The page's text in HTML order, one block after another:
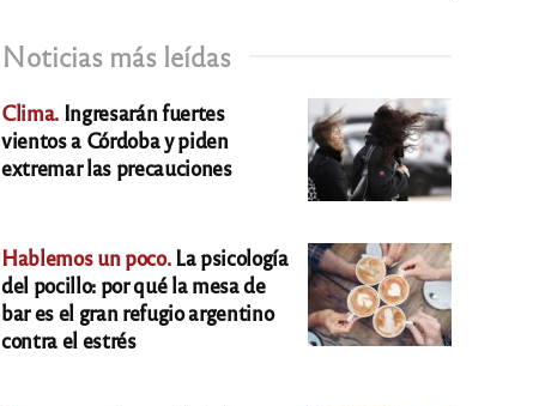
Noticias más leídas
Clima. Ingresarán fuertes
vientos a Córdoba y piden
extremar las precauciones
Hablemos un poco.La psicología
del pocillo: por qué la mesa de
bar es el gran refugio argentino
contra el estrés